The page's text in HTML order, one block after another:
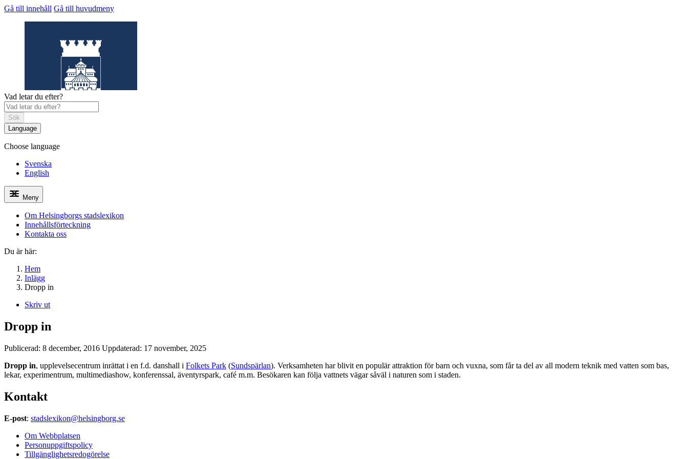
Gå till innehåll Gå till huvudmeny
Helsingborgs stadslexikon
Vad letar du efter?
Sök
Language
Choose language
Svenska
English
Meny
Om Helsingborgs stadslexikon
Innehållsförteckning
Kontakta oss
Du är här:
Hem
Inlägg
Dropp in
Skriv ut
Dropp in
Publicerad: 8 december, 2016 Uppdaterad: 17 november, 2025
Dropp in, upplevelsecentrum inrättat i en f.d. danshall i Folkets Park (Sundspärlan). Verksamheten har blivit en populär attraktion för barn och vuxna, som får ta del av all modern teknik med vatten som bas,
lekar, experimentrum, multimediashow, konferenssal, äventyrspark, café m.m. Besökaren kan följa vattnets vägar såväl i naturen som i staden.
Kontakt
E-post: stadslexikon@helsingborg.se
Om Webbplatsen
Personuppgiftspolicy
Tillgänglighetsredogörelse